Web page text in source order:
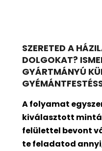
SZERETED A
DOLGOKAT?
GYÁRTMÁNYÚ
A folyamat
kiválasztott
felülettel bevont
te feladatod